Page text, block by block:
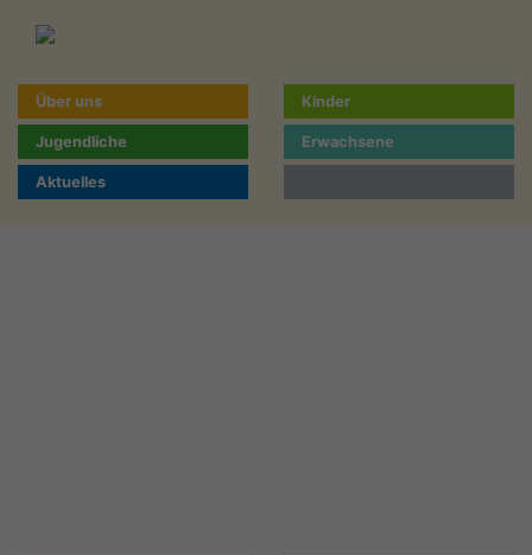
Über uns Kinder
Jugendliche Erwachsene
Aktuelles